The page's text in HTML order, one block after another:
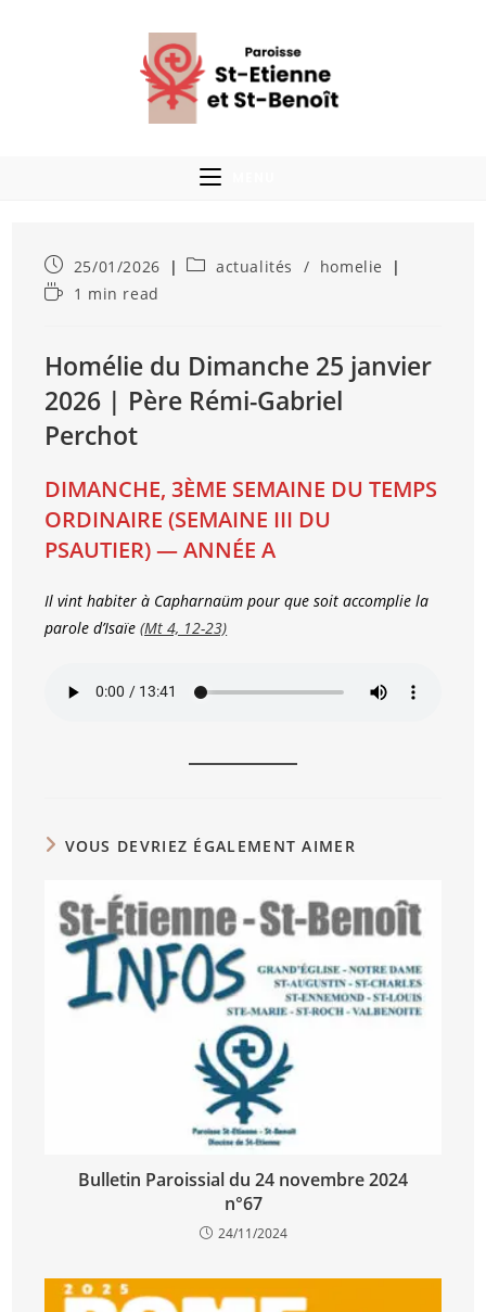
25/01/2026 actualités / homelie
1 min read
Homélie du Dimanche 25 janvier
2026 | Père Rémi-Gabriel
Perchot
DIMANCHE, 3ÈME SEMAINE DU TEMPS
ORDINAIRE (SEMAINE III DU
PSAUTIER) — ANNÉE A
Il vint habiter à Capharnaüm pour que soit accomplie la
parole d’Isaïe(Mt 4, 12-23)
VOUS DEVRIEZ ÉGALEMENT AIMER
Bulletin Paroissial du 24 novembre 2024
n°67
24/11/2024